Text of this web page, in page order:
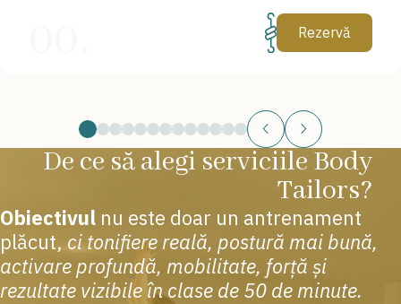
Rezervă
De ce să alegi serviciile Body
Tailors?
Obiectivul nu este doar un antrenament
plăcut, ci tonifiere reală, postură mai bună,
activare profundă, mobilitate, forță și
rezultate vizibile în clase de 50 de minute.